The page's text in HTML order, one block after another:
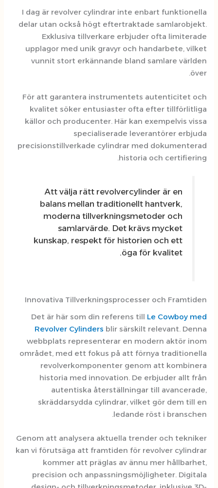
I dag är revolver cylindrar inte
delar utan också högt
Exklusiva tillverkare
upplagor med unik gravyr och
vunnit stort erkännande
För att garantera
kvalitet söker entusiaster
källor och producenter. Här kan
specialiserade
precisionstillverkade cylindrar
Att välja rätt
balans mellan traditionellt
moderna
samlarvärde. Det
kunskap, respekt för
Innovativa
Det är här som din referens
Revolver Cylindersblir
webbplats representerar en
området, med ett fokus på att
revolverkomponenter
historia med innovation.
autentiska
skräddarsydda cylindrar,
ledande
Genom att analysera aktuella
kan vi förutsäga att framtiden för
kommer att präglas av
precision och